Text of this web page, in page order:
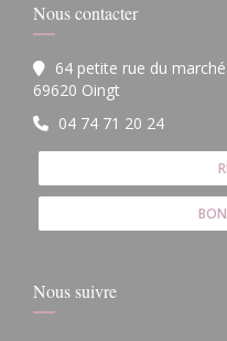
Nous contacter
64 petite rue du marché
69620 Oingt
04 74 71 20 24
Nous suivre